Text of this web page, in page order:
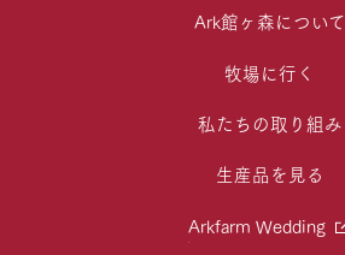
Ark館ヶ森について
牧場に行く
私たちの取り組み
生産品を見る
Arkfarm Wedding